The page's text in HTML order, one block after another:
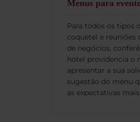
Menus para
Para todos os tipos
coquetel e reuniões
de negócios,
hotel providencia o
apresentar a sua
sugestão do menu
as expectativas